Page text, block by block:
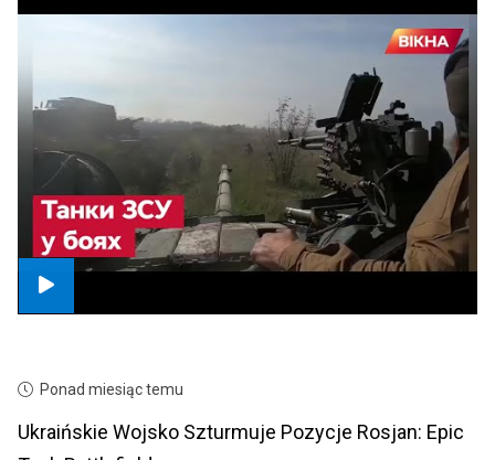
Ponad miesiąc temu
Ukraińskie Wojsko Szturmuje Pozycje Rosjan: Epic